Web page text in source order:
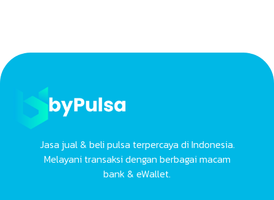
Jasa jual & beli pulsa terpercaya di Indonesia.
Melayani transaksi dengan berbagai macam
bank & eWallet.